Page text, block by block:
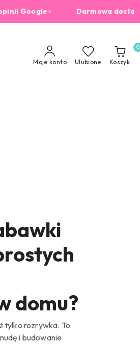
Darmowa dostawa od 229zł
Moje konto Ulubione Koszyk
0
domu?
tylko rozrywka. To
i budowanie